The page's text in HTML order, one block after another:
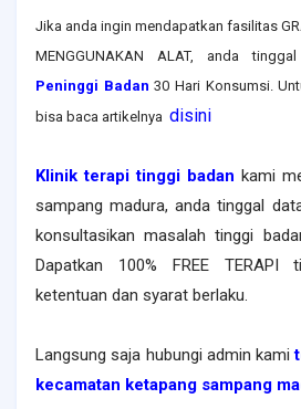
Jika anda ingin mendapatkan fasilitas
MENGGUNAKAN ALAT, anda
Peninggi Badan 30 Hari Konsumsi.
bisa baca artikelnya disini
Klinik terapi tinggi badan kami
sampang madura, anda tinggal
konsultasikan masalah tinggi
Dapatkan 100% FREE TERAPI
ketentuan dan syarat berlaku.
Langsung saja hubungi admin kami
kecamatan ketapang sampang